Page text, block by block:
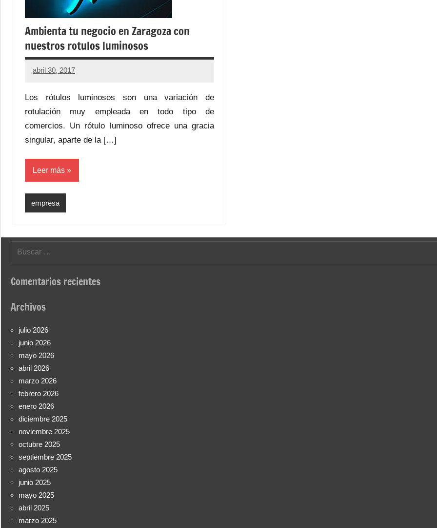
Ambienta tu negocio en Zaragoza con
nuestros rotulos luminosos
abril 30, 2017
No
comentarios
Los rótulos luminosos son una variación de
rotulación muy empleada en todo tipo de
comercios. Un rótulo luminoso ofrece una gracia
singular, aparte de la […]
Leer más
empresa
Buscar:
Comentarios recientes
Archivos
julio 2026
junio 2026
mayo 2026
abril 2026
marzo 2026
febrero 2026
enero 2026
diciembre 2025
noviembre 2025
octubre 2025
septiembre 2025
agosto 2025
junio 2025
mayo 2025
abril 2025
marzo 2025